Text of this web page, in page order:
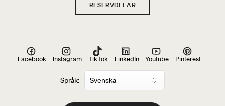
RESERVDELAR
Språk:
Facebook Instagram TikTok LinkedIn Youtube Pinterest